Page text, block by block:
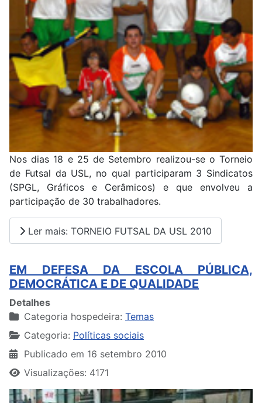
Nos dias 18 e 25 de Setembro realizou-se o Torneio
de Futsal da USL, no qual participaram 3 Sindicatos
(SPGL, Gráficos e Cerâmicos) e que envolveu a
participação de 30 trabalhadores.
Ler mais: TORNEIO FUTSAL DA USL 2010
EM DEFESA DA ESCOLA PÚBLICA,
DEMOCRÁTICA E DE QUALIDADE
Detalhes
Categoria hospedeira: Temas
Categoria: Políticas sociais
Publicado em 16 setembro 2010
Visualizações: 4171